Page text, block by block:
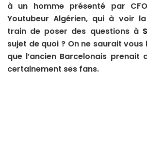
à un homme présenté par
Youtubeur Algérien, qui à voir
train de poser des questions à
sujet de quoi ? On ne saurait vous
que l’ancien Barcelonais prenait
certainement ses fans.